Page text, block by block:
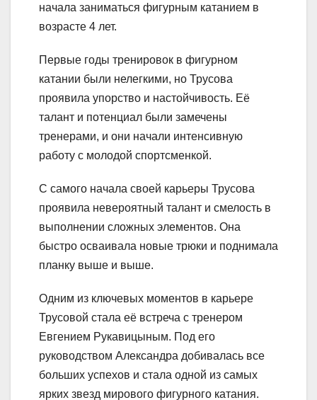
начала заниматься фигурным катанием в
возрасте 4 лет.
Первые годы тренировок в фигурном
катании были нелегкими, но Трусова
проявила упорство и настойчивость. Её
талант и потенциал были замечены
тренерами, и они начали интенсивную
работу с молодой спортсменкой.
С самого начала своей карьеры Трусова
проявила невероятный талант и смелость в
выполнении сложных элементов. Она
быстро осваивала новые трюки и поднимала
планку выше и выше.
Одним из ключевых моментов в карьере
Трусовой стала её встреча с тренером
Евгением Рукавицыным. Под его
руководством Александра добивалась все
больших успехов и стала одной из самых
ярких звезд мирового фигурного катания.